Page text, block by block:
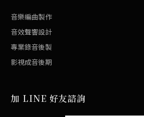
音樂編曲製作
音效聲響設計
專業錄音後製
影視成音後期
加 LINE 好友諮詢